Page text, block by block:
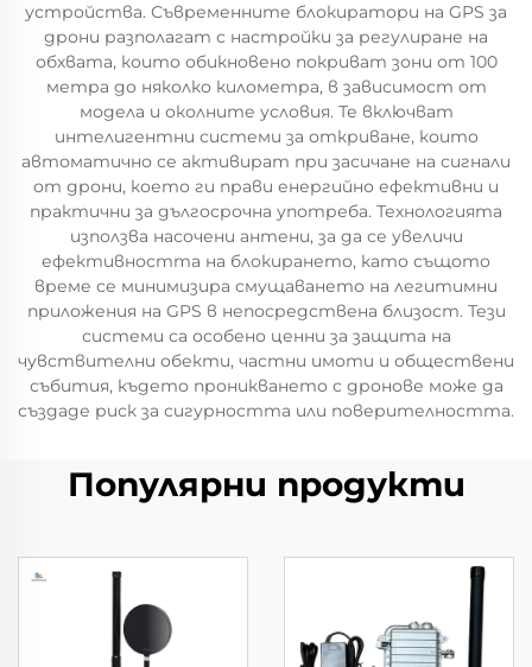
устройства. Съвременните блокиратори на GPS за
дрони разполагат с настройки за регулиране на
обхвата, които обикновено покриват зони от 100
метра до няколко километра, в зависимост от
модела и околните условия. Те включват
интелигентни системи за откриване, които
автоматично се активират при засичане на сигнали
от дрони, което ги прави енергийно ефективни и
практични за дългосрочна употреба. Технологията
използва насочени антени, за да се увеличи
ефективността на блокирането, като същото
време се минимизира смущаването на легитимни
приложения на GPS в непосредствена близост. Тези
системи са особено ценни за защита на
чувствителни обекти, частни имоти и обществени
събития, където проникването с дронове може да
създаде риск за сигурността или поверителността.
Популярни продукти